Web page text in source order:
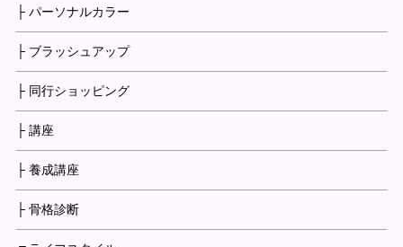
├ パーソナルカラー
├ ブラッシュアップ
├ 同行ショッピング
├ 講座
├ 養成講座
├ 骨格診断